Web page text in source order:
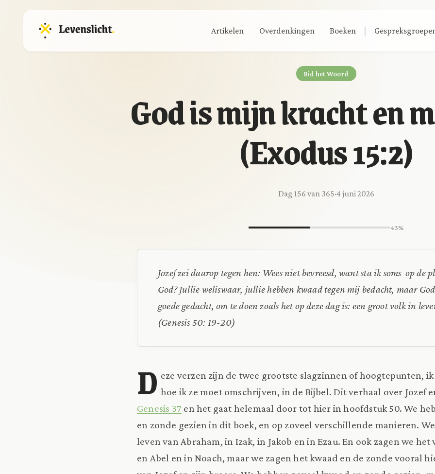
Artikelen Overdenkingen Boeken |
Bid het Woord
God is mijn kracht en
(Exodus 15:2)
Dag 156 van 365·4 juni 2026
43%
Jozef zei daarop tegen hen: Wees niet bevreesd, want sta ik soms op de
God? Jullie weliswaar, jullie hebben kwaad tegen mij bedacht, maar
goede gedacht, om te doen zoals het op deze dag is: een groot volk in
(Genesis 50: 19-20)
D eze verzen zijn de twee grootste slagzinnen of hoogtepunten,
hoe ik ze moet omschrijven, in de Bijbel. Dit verhaal over Jozef
Genesis 37 en het gaat helemaal door tot hier in hoofdstuk 50. We
en zonde gezien in dit boek, en op zoveel verschillende manieren.
leven van Abraham, in Izak, in Jakob en in Ezau. En ook zagen we
en Abel en in Noach, maar we zagen het kwaad en de zonde vooral